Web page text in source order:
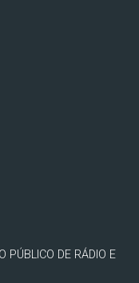
PÚBLICO DE RÁDIO E